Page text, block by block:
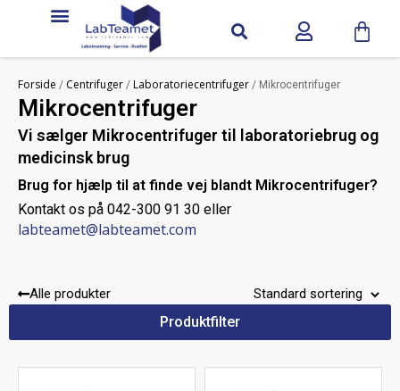
Forside / Centrifuger / Laboratoriecentrifuger / Mikrocentrifuger
Mikrocentrifuger
Vi sælger Mikrocentrifuger til laboratoriebrug og
medicinsk brug
Brug for hjælp til at finde vej blandt Mikrocentrifuger?
Kontakt os på 042-300 91 30 eller
labteamet@labteamet.com
Alle produkter
Produktfilter